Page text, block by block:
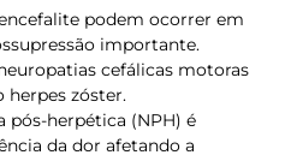
podem ocorrer em
importante.
cefálicas motoras
herpes zóster.
pós-herpética (NPH) é
da dor afetando a